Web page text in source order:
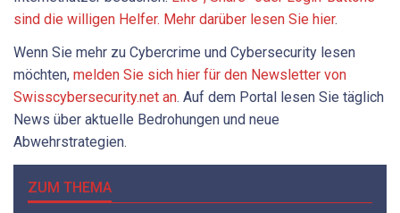
sind die willigen Helfer. Mehr darüber lesen Sie hier.
Wenn Sie mehr zu Cybercrime und Cybersecurity lesen
möchten, melden Sie sich hier für den Newsletter von
Swisscybersecurity.net an. Auf dem Portal lesen Sie täglich
News über aktuelle Bedrohungen und neue
Abwehrstrategien.
ZUM THEMA